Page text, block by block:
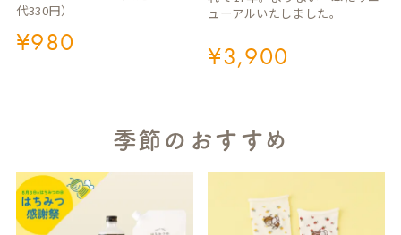
代330円）
¥980
ューアルいたしました。
¥3,900
季節のおすすめ